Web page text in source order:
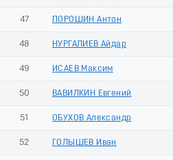
47 ПОРОШИН Антон
48 НУРГАЛИЕВ Айдар
49 ИСАЕВ Максим
50 ВАВИЛКИН Евгений
51 ОБУХОВ Александр
52 ГОЛЫШЕВ Иван